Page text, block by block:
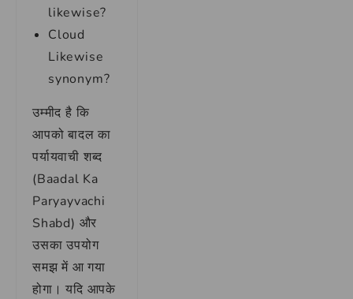
likewise?
Cloud
Likewise
synonym?
उम्मीद है कि
आपको बादल का
पर्यायवाची शब्द
(Baadal Ka
Paryayvachi
Shabd) और
उसका उपयोग
समझ में आ गया
होगा। यदि आपके